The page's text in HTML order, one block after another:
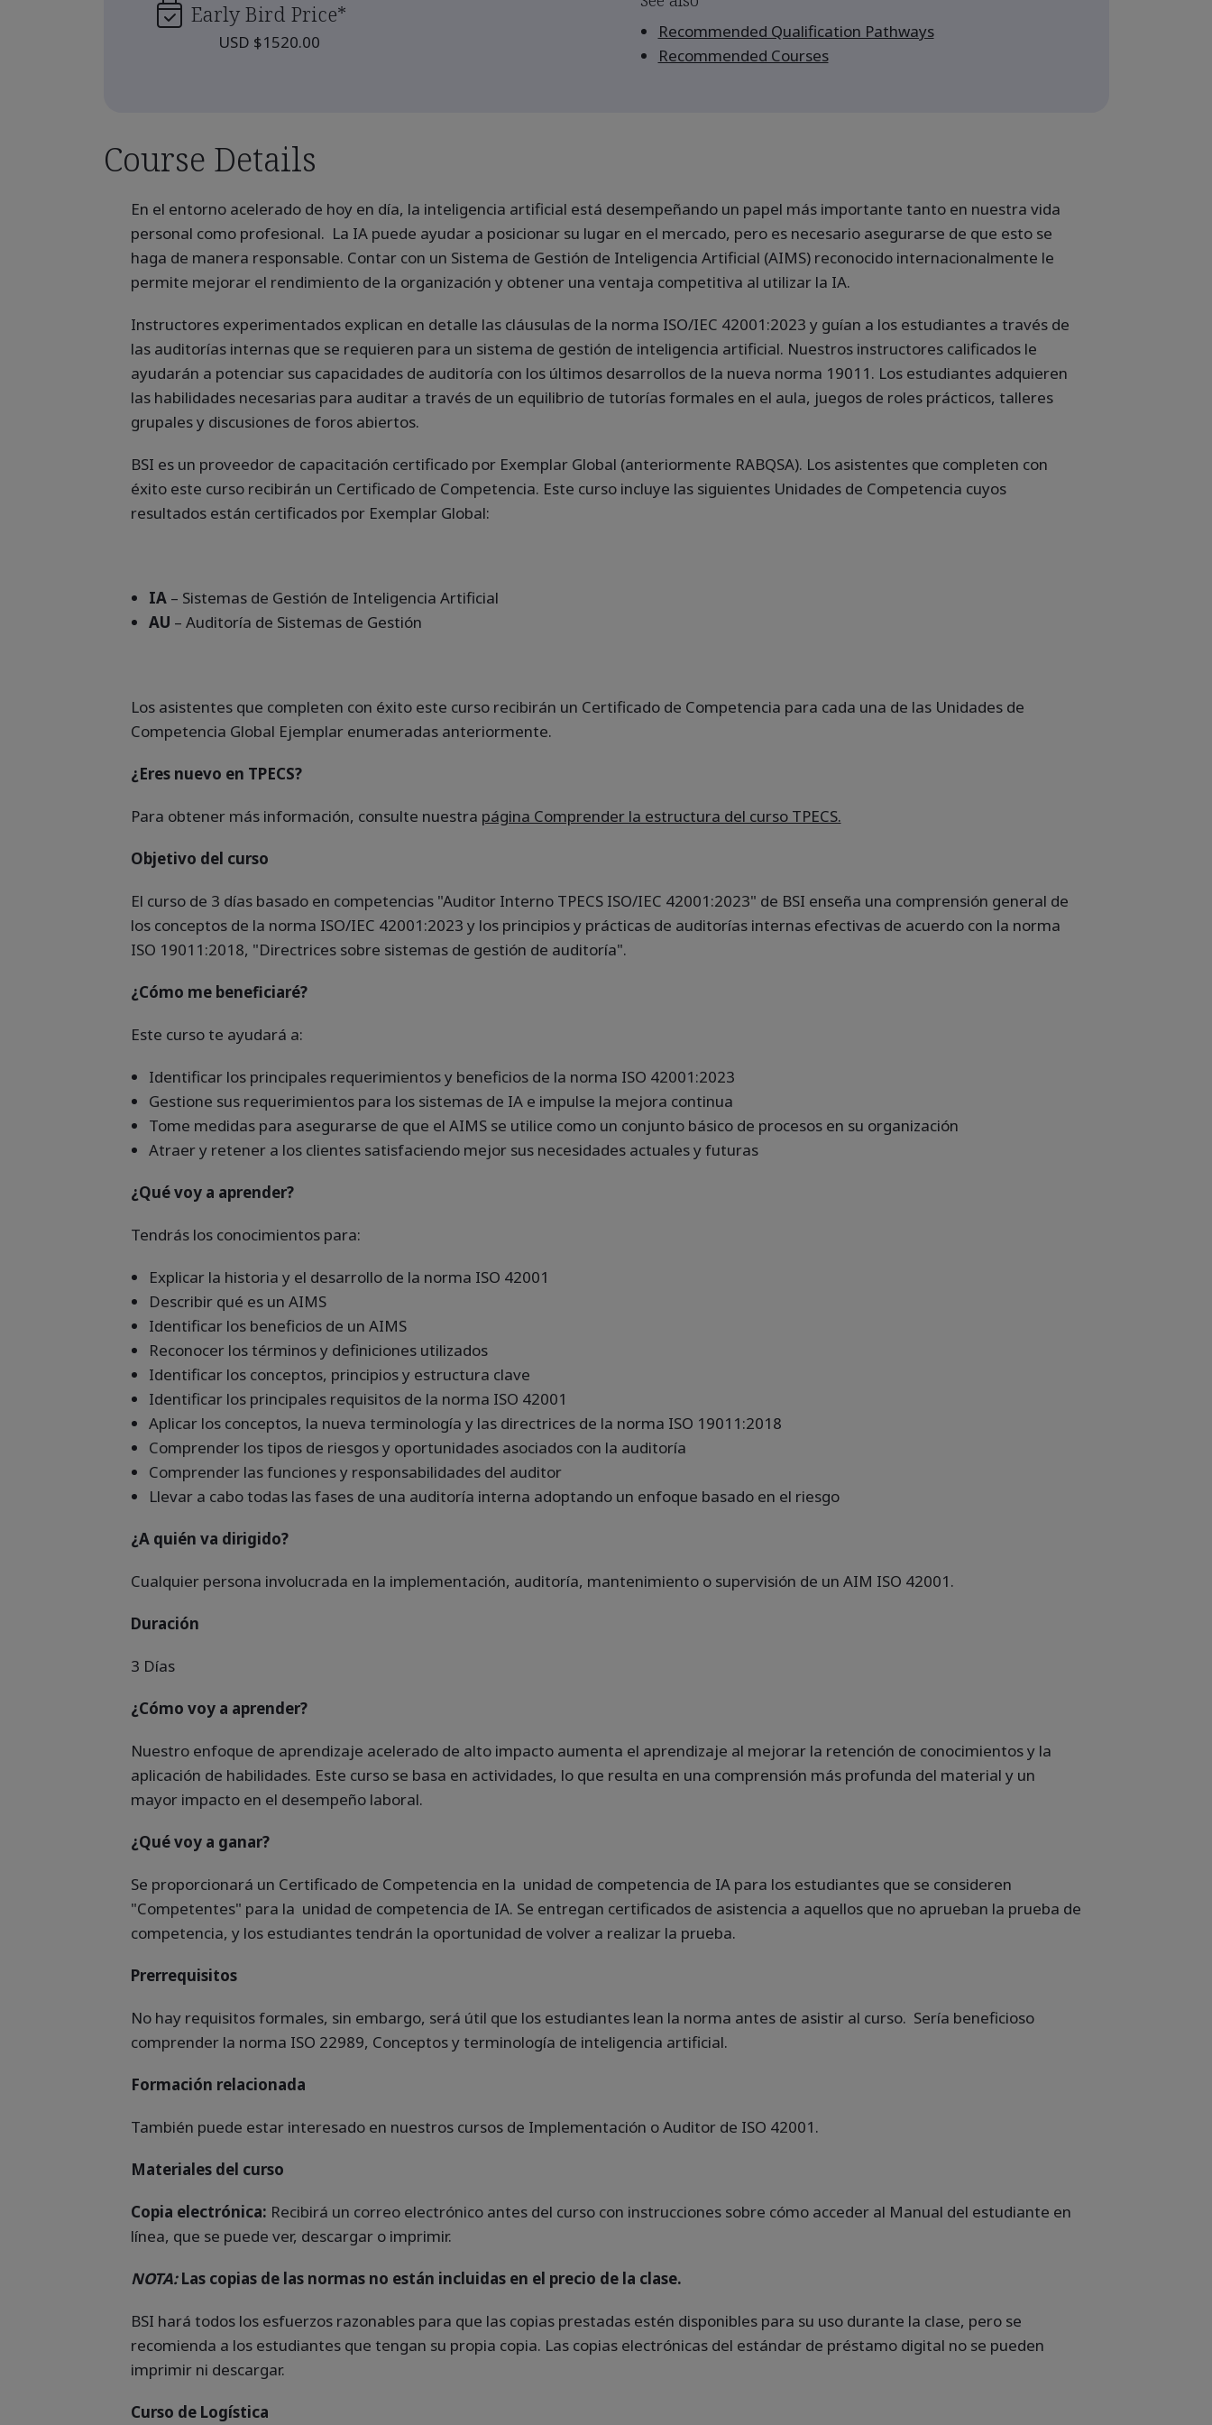
Early Bird Price*
USD $1520.00
Recommended Qualification Pathways
Recommended Courses
Course Details
En el entorno acelerado de hoy en día, la inteligencia artificial está desempeñando un papel más importante tanto en nuestra vida
personal como profesional. La IA puede ayudar a posicionar su lugar en el mercado, pero es necesario asegurarse de que esto se
haga de manera responsable. Contar con un Sistema de Gestión de Inteligencia Artificial (AIMS) reconocido internacionalmente le
permite mejorar el rendimiento de la organización y obtener una ventaja competitiva al utilizar la IA.
Instructores experimentados explican en detalle las cláusulas de la norma ISO/IEC 42001:2023 y guían a los estudiantes a través de
las auditorías internas que se requieren para un sistema de gestión de inteligencia artificial. Nuestros instructores calificados le
ayudarán a potenciar sus capacidades de auditoría con los últimos desarrollos de la nueva norma 19011. Los estudiantes adquieren
las habilidades necesarias para auditar a través de un equilibrio de tutorías formales en el aula, juegos de roles prácticos, talleres
grupales y discusiones de foros abiertos.
BSI es un proveedor de capacitación certificado por Exemplar Global (anteriormente RABQSA). Los asistentes que completen con
éxito este curso recibirán un Certificado de Competencia. Este curso incluye las siguientes Unidades de Competencia cuyos
resultados están certificados por Exemplar Global:
IA– Sistemas de Gestión de Inteligencia Artificial
AU – Auditoría de Sistemas de Gestión
Los asistentes que completen con éxito este curso recibirán un Certificado de Competencia para cada una de las Unidades de
Competencia Global Ejemplar enumeradas anteriormente.
¿Eres nuevo en TPECS?
Para obtener más información, consulte nuestra página Comprender la estructura del curso TPECS.
Objetivo del curso
El curso de 3 días basado en competencias "Auditor Interno TPECS ISO/IEC 42001:2023" de BSI enseña una comprensión general de
los conceptos de la norma ISO/IEC 42001:2023 y los principios y prácticas de auditorías internas efectivas de acuerdo con la norma
ISO 19011:2018, "Directrices sobre sistemas de gestión de auditoría".
¿Cómo me beneficiaré?
Este curso te ayudará a:
Identificar los principales requerimientos y beneficios de la norma ISO 42001:2023
Gestione sus requerimientos para los sistemas de IA e impulse la mejora continua
Tome medidas para asegurarse de que el AIMS se utilice como un conjunto básico de procesos en su organización
Atraer y retener a los clientes satisfaciendo mejor sus necesidades actuales y futuras
¿Qué voy a aprender?
Tendrás los conocimientos para:
Explicar la historia y el desarrollo de la norma ISO 42001
Describir qué es un AIMS
Identificar los beneficios de un AIMS
Reconocer los términos y definiciones utilizados
Identificar los conceptos, principios y estructura clave
Identificar los principales requisitos de la norma ISO 42001
Aplicar los conceptos, la nueva terminología y las directrices de la norma ISO 19011:2018
Comprender los tipos de riesgos y oportunidades asociados con la auditoría
Comprender las funciones y responsabilidades del auditor
Llevar a cabo todas las fases de una auditoría interna adoptando un enfoque basado en el riesgo
¿A quién va dirigido?
Cualquier persona involucrada en la implementación, auditoría, mantenimiento o supervisión de un AIM ISO 42001.
Duración
3 Días
¿Cómo voy a aprender?
Nuestro enfoque de aprendizaje acelerado de alto impacto aumenta el aprendizaje al mejorar la retención de conocimientos y la
aplicación de habilidades. Este curso se basa en actividades, lo que resulta en una comprensión más profunda del material y un
mayor impacto en el desempeño laboral.
¿Qué voy a ganar?
Se proporcionará un Certificado de Competencia en la unidad de competencia de IA para los estudiantes que se consideren
"Competentes" para la unidad de competencia de IA. Se entregan certificados de asistencia a aquellos que no aprueban la prueba de
competencia, y los estudiantes tendrán la oportunidad de volver a realizar la prueba.
Prerrequisitos
No hay requisitos formales, sin embargo, será útil que los estudiantes lean la norma antes de asistir al curso. Sería beneficioso
comprender la norma ISO 22989, Conceptos y terminología de inteligencia artificial.
Formación relacionada
También puede estar interesado en nuestros cursos de Implementación o Auditor de ISO 42001.
Materiales del curso
Copia electrónica: Recibirá un correo electrónico antes del curso con instrucciones sobre cómo acceder al Manual del estudiante en
línea, que se puede ver, descargar o imprimir.
NOTA:Las copias de las normas no están incluidas en el precio de la clase.
BSI hará todos los esfuerzos razonables para que las copias prestadas estén disponibles para su uso durante la clase, pero se
recomienda a los estudiantes que tengan su propia copia. Las copias electrónicas del estándar de préstamo digital no se pueden
imprimir ni descargar.
Curso de Logística